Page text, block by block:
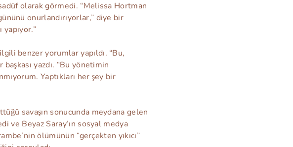
olarak görmedi. “Melissa Hortman
onurlandırıyorlar,” diye bir
benzer yorumlar yapıldı. “Bu,
yazdı. “Bu yönetimin
Yaptıkları her şey bir
savaşın sonucunda meydana gelen
ve Beyaz Saray’ın sosyal medya
ölümünün “gerçekten yıkıcı”